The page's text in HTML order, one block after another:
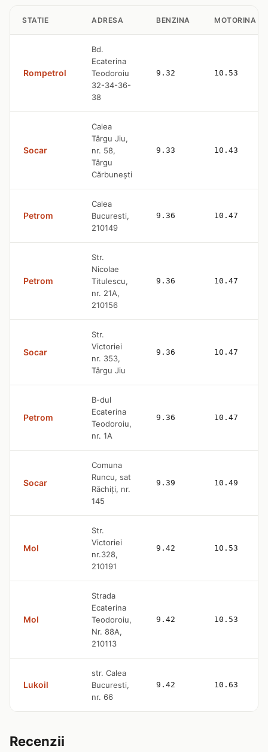
STATIE ADRESA BENZINA MOTORINA
Rompetrol
Bd.
Ecaterina
Teodoroiu
32-34-36-
38
9.32 10.53
Socar
Calea
Târgu Jiu,
nr. 58,
Târgu
Cărbunești
9.33 10.43
Petrom
Calea
Bucuresti,
210149
9.36 10.47
Petrom
Str.
Nicolae
Titulescu,
nr. 21A,
210156
9.36 10.47
Socar
Str.
Victoriei
nr. 353,
Târgu Jiu
9.36 10.47
Petrom
B-dul
Ecaterina
Teodoroiu,
nr. 1A
9.36 10.47
Socar
Comuna
Runcu, sat
Răchiți, nr.
145
9.39 10.49
Mol
Str.
Victoriei
nr.328,
210191
9.42 10.53
Mol
Strada
Ecaterina
Teodoroiu,
Nr. 88A,
210113
9.42 10.53
Lukoil
str. Calea
Bucuresti,
nr. 66
9.42 10.63
Recenzii